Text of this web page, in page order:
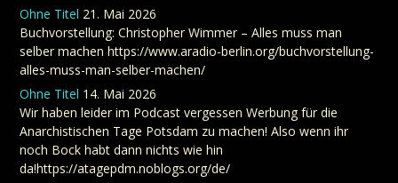
Ohne Titel 21. Mai 2026
Buchvorstellung: Christopher Wimmer – Alles muss man
selber machen https://www.aradio-berlin.org/buchvorstellung-
alles-muss-man-selber-machen/
Ohne Titel 14. Mai 2026
Wir haben leider im Podcast vergessen Werbung für die
Anarchistischen Tage Potsdam zu machen! Also wenn ihr
noch Bock habt dann nichts wie hin
da!https://atagepdm.noblogs.org/de/